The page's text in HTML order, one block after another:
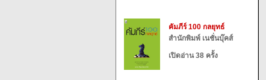
คัมภีร์ 100 กลยุทธ์
สำนักพิมพ์ เนชั่นบุ๊คส์
เปิดอ่าน 38 ครั้ง